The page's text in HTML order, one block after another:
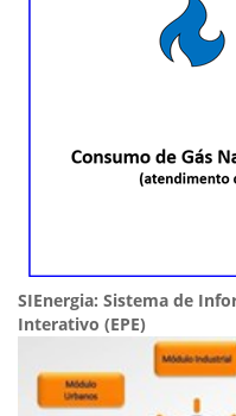
SIEnergia: Sistema de
Interativo (EPE)​